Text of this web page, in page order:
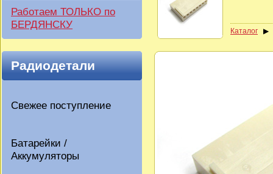
Работаем ТОЛЬКО по
БЕРДЯНСКУ
Радиодетали
Свежее поступление
Батарейки /
Аккумуляторы
Каталог